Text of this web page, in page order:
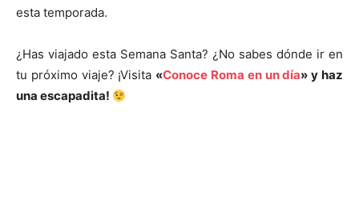
esta temporada.
¿Has viajado esta Semana Santa? ¿No sabes dónde ir en
tu próximo viaje? ¡Visita «Conoce Roma en un día» y haz
una escapadita!